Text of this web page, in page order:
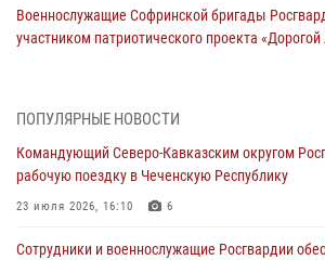
Военнослужащие Софринской бригады
участником патриотического проекта
настольному теннису ко Дню физкультурника
08 августа 2026, 07:00
Кузбассе
ПОПУЛЯРНЫЕ НОВОСТИ
Командующий Северо-Кавказским округом
рабочую поездку в Чеченскую Республику
23 июля 2026, 16:10 6
Сотрудники и военнослужащие Росгвардии